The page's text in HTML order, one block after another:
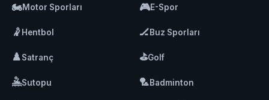
🏍️Motor Sporları 🎮E-Spor
🤾 Hentbol 🏒Buz Sporları
♟️Satranç ⛳Golf
🤽Sutopu 🏸Badminton